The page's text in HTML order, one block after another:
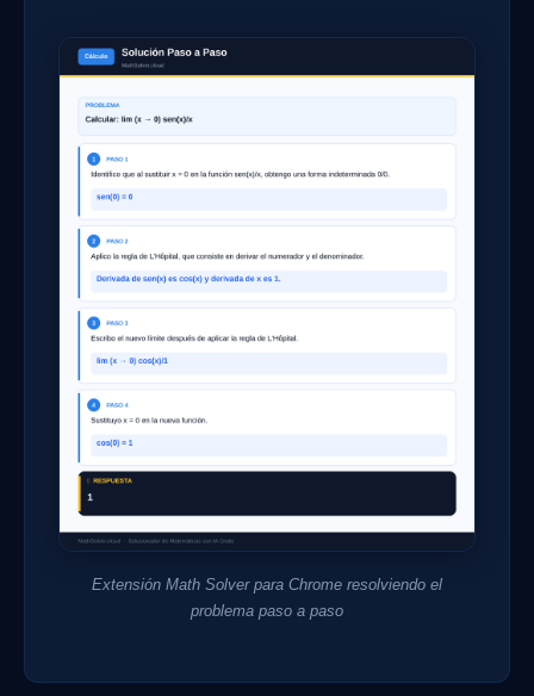
Extensión Math Solver para Chrome resolviendo el
problema paso a paso